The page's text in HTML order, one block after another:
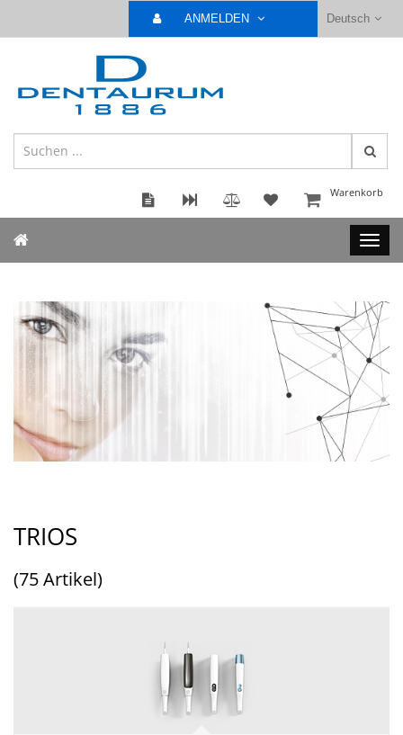
Deutsch
ANMELDEN
Warenkorb
TRIOS
(75 Artikel)